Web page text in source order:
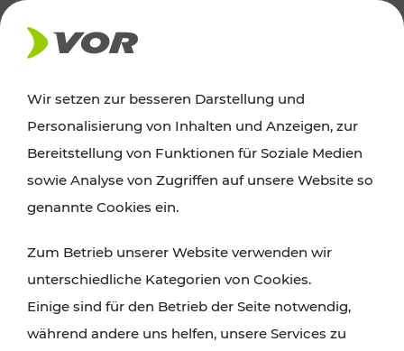
AKTUELLES
News
Alle wichtigen Meldungen zu Fahrplanänderungen,
finden Sie hier im Überblick.
Wir setzen zur besseren Darstellung und
Personalisierung von Inhalten und Anzeigen, zur
Bereitstellung von Funktionen für Soziale Medien
sowie Analyse von Zugriffen auf unsere Website so
genannte Cookies ein.
Zum Betrieb unserer Website verwenden wir
unterschiedliche Kategorien von Cookies.
Einige sind für den Betrieb der Seite notwendig,
während andere uns helfen, unsere Services zu